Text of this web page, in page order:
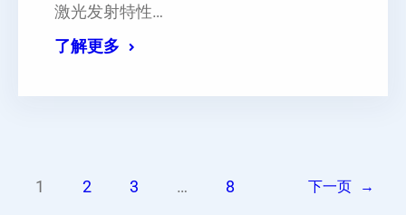
激光发射特性…
了解更多
1 2 3 … 8 下一页 →